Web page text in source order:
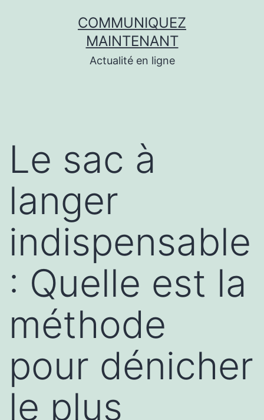
COMMUNIQUEZ
MAINTENANT
Actualité en ligne
Le sac à
langer
indispensable
: Quelle est la
méthode
pour dénicher
le plus